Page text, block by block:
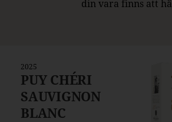
2025
PUY CHÉRI
SAUVIGNON
BLANC
din vara finns att